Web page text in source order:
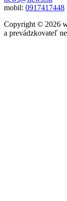
mobil: 0917417448
Copyright © 2026
a prevádzkovateľ